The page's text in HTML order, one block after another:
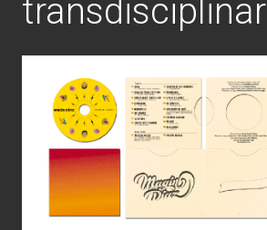
transdisciplinar